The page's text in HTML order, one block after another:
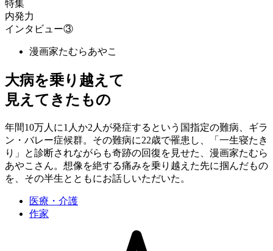
特集
内発力
インタビュー③
漫画家たむらあやこ
大病を乗り越えて
見えてきたもの
年間10万人に1人か2人が発症するという国指定の難病、ギラ
ン・バレー症候群。その難病に22歳で罹患し、「一生寝たき
り」と診断されながらも奇跡の回復を見せた、漫画家たむら
あやこさん。想像を絶する痛みを乗り越えた先に掴んだもの
を、その半生とともにお話しいただいた。
医療・介護
作家